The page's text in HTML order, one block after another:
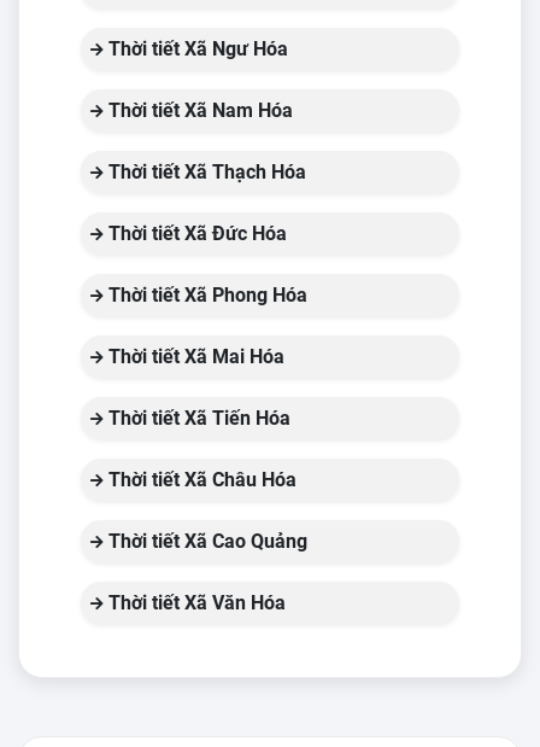
Thời tiết Xã Ngư Hóa
Thời tiết Xã Nam Hóa
Thời tiết Xã Thạch Hóa
Thời tiết Xã Đức Hóa
Thời tiết Xã Phong Hóa
Thời tiết Xã Mai Hóa
Thời tiết Xã Tiến Hóa
Thời tiết Xã Châu Hóa
Thời tiết Xã Cao Quảng
Thời tiết Xã Văn Hóa